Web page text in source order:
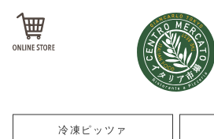
冷凍ピッツァ